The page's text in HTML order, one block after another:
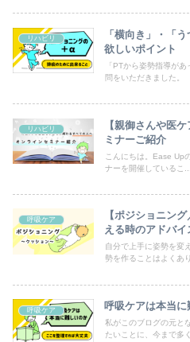
リハビリ
「横向き」・「
欲しいポイント
「PTから姿勢指導が
問をいただきました。
リハビリ
【親御さんや医
ミナーご紹介
こんにちは。Ease Up
ナーを開催しているこ...
呼吸ケア
【ポジショニン
える時のアドバイ
自分で上手に姿勢を変
勢を作ることはよくあ
呼吸ケア 呼吸ケアは本当に
私がこのブログの元と
たいことに、今まで多